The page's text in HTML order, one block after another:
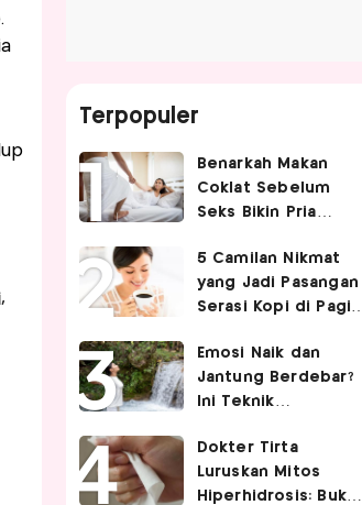
Terpopuler
Benarkah Makan
Coklat Sebelum
Seks Bikin Pria
Cek 5 Faktanya
5 Camilan Nikmat
yang Jadi Pasangan
Serasi Kopi di Pagi
Emosi Naik dan
Jantung Berdebar?
Ini Teknik
Bisa Bantu Tubuh
Lebih Tenang
Dokter Tirta
Luruskan Mitos
Hiperhidrosis: Bukan